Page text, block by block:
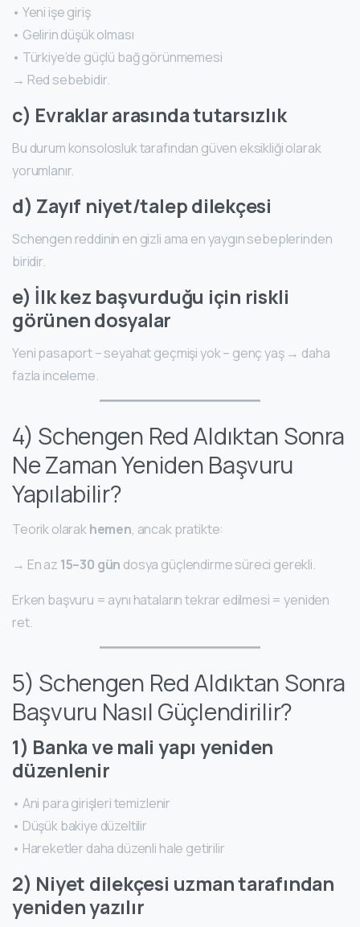
• Yeni işe giriş
• Gelirin düşük olması
• Türkiye’de güçlü bağ görünmemesi
→ Red sebebidir.
c) Evraklar arasında tutarsızlık
Bu durum konsolosluk tarafından güven eksikliği olarak
yorumlanır.
d) Zayıf niyet/talep dilekçesi
Schengen reddinin en gizli ama en yaygın sebeplerinden
biridir.
e) İlk kez başvurduğu için riskli
görünen dosyalar
Yeni pasaport – seyahat geçmişi yok – genç yaş → daha
fazla inceleme.
4) Schengen Red Aldıktan Sonra
Ne Zaman Yeniden Başvuru
Yapılabilir?
Teorik olarakhemen, ancak pratikte:
→ En az 15–30 gün dosya güçlendirme süreci gerekli.
Erken başvuru = aynı hataların tekrar edilmesi = yeniden
ret.
5) Schengen Red Aldıktan Sonra
Başvuru Nasıl Güçlendirilir?
1) Banka ve mali yapı yeniden
düzenlenir
• Ani para girişleri temizlenir
• Düşük bakiye düzeltilir
• Hareketler daha düzenli hale getirilir
2) Niyet dilekçesi uzman tarafından
yeniden yazılır